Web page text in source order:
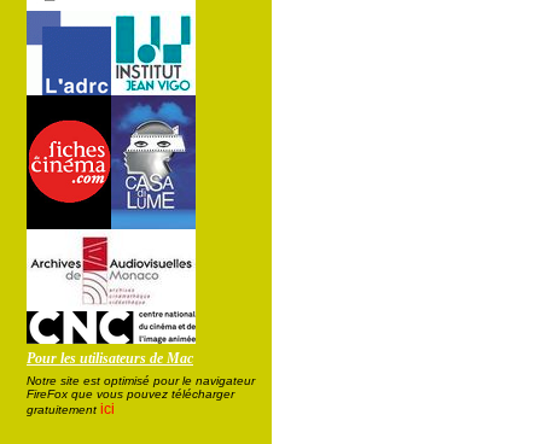
Pour les utilisateurs de Mac
Notre site est optimisé pour le navigateur
FireFox que vous pouvez télécharger
gratuitement ici